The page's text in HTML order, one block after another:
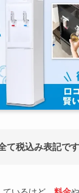
税込み表記です